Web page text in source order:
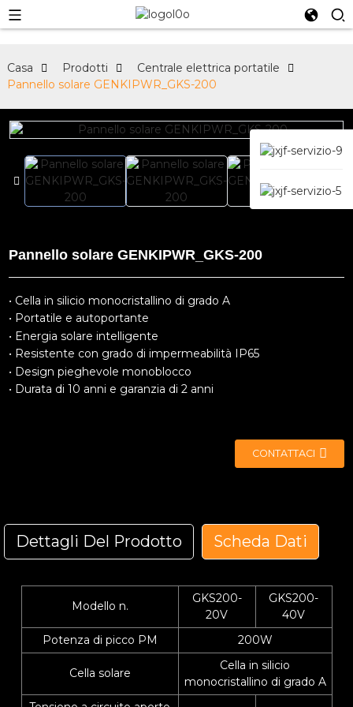
Casa Prodotti
Centrale elettrica portatile
Pannello solare GENKIPWR_GKS-200
Pannello solare GENKIPWR_GKS-200
• Cella in silicio monocristallino di grado A
• Portatile e autoportante
• Energia solare intelligente
• Resistente con grado di impermeabilità IP65
• Design pieghevole monoblocco
• Durata di 10 anni e garanzia di 2 anni
CONTATTACI
Dettagli Del Prodotto Scheda Dati
Questo caricabatterie solare è progettato per alimentare
dispositivi esterni con ricarica solare. Supporta le modalità
di ricarica a pannello singolo e doppio, adattandosi a
dispositivi esterni di diversa capacità per garantire
un'alimentazione continua e stabile anche in natura.
Modello n.
GKS200-
20V
GKS200-
40V
Potenza di picco PM
200W
Cella solare
Cella in silicio
monocristallino di grado A